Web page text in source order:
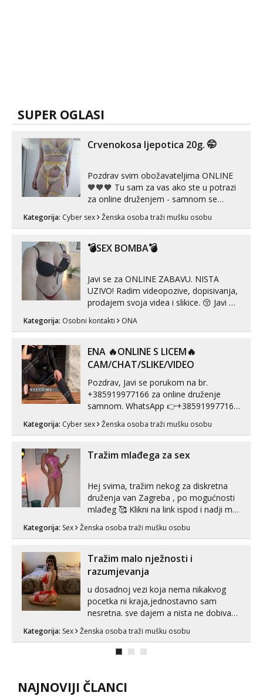
SUPER OGLASI
Crvenokosa ljepotica 20g. 🤭
Pozdrav svim obožavateljima ONLINE
🧡🧡🧡 Tu sam za vas ako ste u potrazi
za online druženjem - samnom se
možete zabaviti preko videopoziva, ili
ako vam nisam dovoljna radim i u paru i
😉 Radim i vruća tipkanja uz slike i hot
Kategorija: Cyber sex Ženska osoba traži mušku osobu
💣SEX BOMBA💣
Javi se za ONLINE ZABAVU. NISTA
UZIVO! Radim videopozive, dopisivanja,
prodajem svoja videa i slikice. 😚 Javi mi
Telegram. +385 91 723 0045
Kategorija: Osobni kontakti ONA
ENA 🔥ONLINE S LICEM🔥
CAM/CHAT/SLIKE/VIDEO
Pozdrav, Javi se porukom na br.
+385919977166 za online druženje
samnom. WhatsApp 👉+385919977166
Telegram 👉@enafriedrichkis Radim
videopozive s licem, solo i s partnerom,
kombinacije halteri, haljine, štikle,
samostojeće itd. Nudim svakakva videa
Kategorija: Cyber sex Ženska osoba traži mušku osobu
Tražim mlađega za sex
Hej svima, tražim nekog za diskretna
druženja van Zagreba , po mogućnosti
mlađeg 🥰 Klikni na link ispod i nadji me
Kategorija: Sex Ženska osoba traži mušku osobu
Tražim malo nježnosti i
razumjevanja
u dosadnoj vezi koja nema nikakvog
pocetka ni kraja,jednostavno sam
nesretna. sve dajem a nista ne dobivam
zadovoljiti moje potrebe,ne trazim puno
samo malo njeznosti i razumjevanja.
muskar...
Kategorija: Sex Ženska osoba traži mušku osobu
NAJNOVIJI ČLANCI